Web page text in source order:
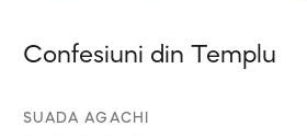
Confesiuni din Templu
SUADA AGACHI